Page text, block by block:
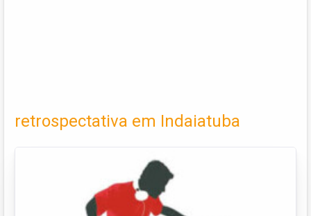
retrospectativa em Indaiatuba